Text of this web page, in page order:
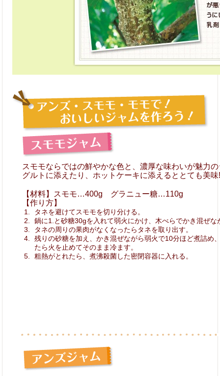
スモモならではの鮮やかな色と、濃厚な味わいが魅力
グルトに添えたり、ホットケーキに添えるととても美味
【材料】スモモ…400g グラニュー糖…110g
【作り方】
タネを避けてスモモを切り分ける。
鍋に1.と砂糖30gを入れて弱火にかけ、木べらでかき混ぜな
タネの周りの果肉がなくなったらタネを取り出す。
残りの砂糖を加え、かき混ぜながら弱火で10分ほど煮詰め
たら火を止めてそのまま冷ます。
粗熱がとれたら、煮沸殺菌した密閉容器に入れる。